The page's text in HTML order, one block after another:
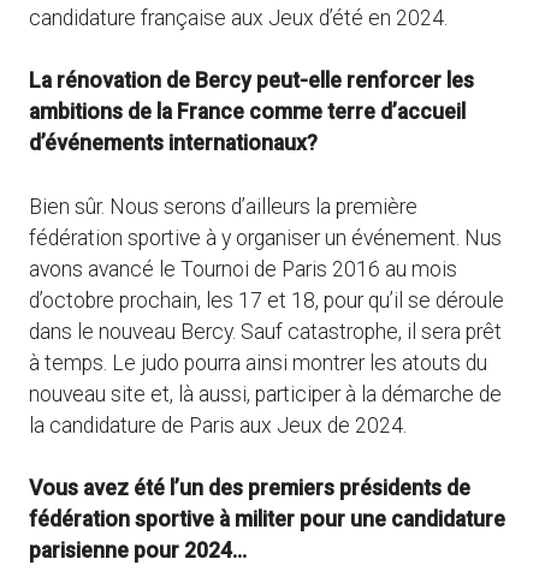
candidature française aux Jeux d’été en 2024.
La rénovation de Bercy peut-elle renforcer les
ambitions de la France comme terre d’accueil
d’événements internationaux?
Bien sûr. Nous serons d’ailleurs la première
fédération sportive à y organiser un événement. Nus
avons avancé le Tournoi de Paris 2016 au mois
d’octobre prochain, les 17 et 18, pour qu’il se déroule
dans le nouveau Bercy. Sauf catastrophe, il sera prêt
à temps. Le judo pourra ainsi montrer les atouts du
nouveau site et, là aussi, participer à la démarche de
la candidature de Paris aux Jeux de 2024.
Vous avez été l’un des premiers présidents de
fédération sportive à militer pour une candidature
parisienne pour 2024…